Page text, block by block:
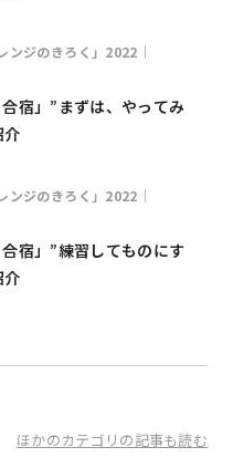
ジのきろく」2022｜
宿」”まずは、やってみ
介
ジのきろく」2022｜
宿」”練習してものにす
介
ほかのカテゴリの記事も読む